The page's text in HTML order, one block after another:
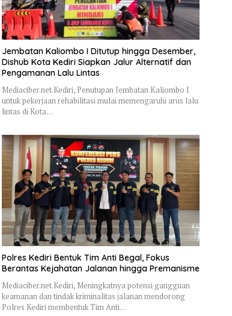
Jembatan Kaliombo I Ditutup hingga Desember,
Dishub Kota Kediri Siapkan Jalur Alternatif dan
Pengamanan Lalu Lintas
Mediaciber.net.Kediri, Penutupan Jembatan Kaliombo I
untuk pekerjaan rehabilitasi mulai memengaruhi arus lalu
lintas di Kota…
Polres Kediri Bentuk Tim Anti Begal, Fokus
Berantas Kejahatan Jalanan hingga Premanisme
Mediaciber.net.Kediri, Meningkatnya potensi gangguan
keamanan dan tindak kriminalitas jalanan mendorong
Polres Kediri membentuk Tim Anti…